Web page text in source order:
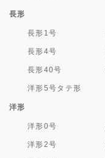
長形
長形1号
長形4号
長形40号
洋形5号タテ形
洋形
洋形0号
洋形2号